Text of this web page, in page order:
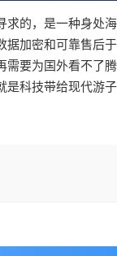
的，是一种身处
加密和可靠售后
要为国外看不了
科技带给现代游子